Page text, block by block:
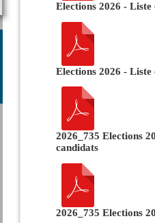
Elections 2026 - Liste
Elections 2026 - Liste
2026_735 Elections
candidats
2026_735 Elections